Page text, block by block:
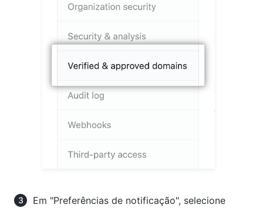
Em "Preferências de notificação", selecione